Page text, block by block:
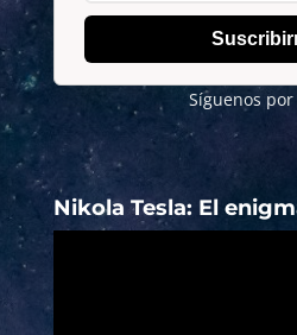
Síguenos por
Nikola Tesla: El